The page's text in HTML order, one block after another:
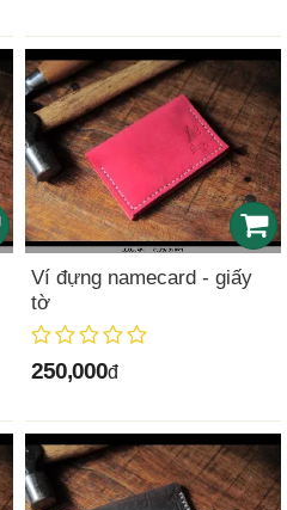
Ví đựng namecard - giấy
tờ
250,000đ